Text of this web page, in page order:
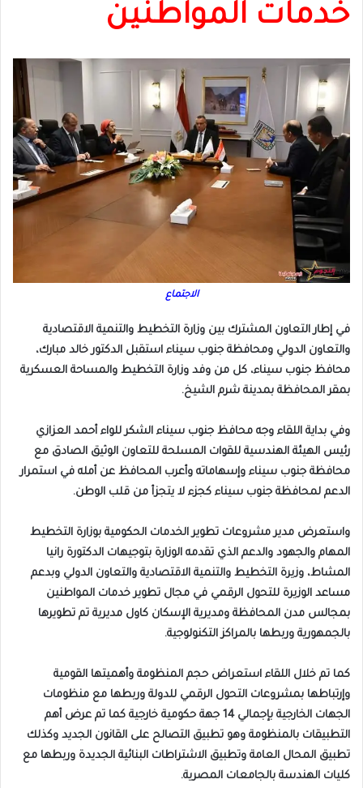
خدمات المواطنين
الاجتماع
‏في إطار التعاون المشترك بين وزارة التخطيط والتنمية الاقتصادية
والتعاون الدولي ومحافظة جنوب سيناء استقبل الدكتور خالد مبارك،
محافظ جنوب سيناء، كل من وفد وزارة التخطيط والمساحة العسكرية
بمقر المحافظة بمدينة شرم الشيخ.
وفي بداية اللقاء وجه محافظ جنوب سيناء الشكر للواء أحمد العزازي
رئيس الهيئة الهندسية للقوات المسلحة للتعاون الوثيق الصادق مع
محافظة جنوب سيناء وإسهاماته وأعرب المحافظ عن أمله في استمرار
الدعم لمحافظة جنوب سيناء كجزء لا يتجزأ من قلب الوطن.
واستعرض مدير مشروعات تطوير الخدمات الحكومية بوزارة التخطيط
المهام والجهود والدعم الذي تقدمه الوزارة بتوجيهات الدكتورة رانيا
المشاط، وزيرة التخطيط والتنمية الاقتصادية والتعاون الدولي وبدعم
مساعد الوزيرة للتحول الرقمي في مجال تطوير خدمات المواطنين
بمجالس مدن المحافظة ومديرية الإسكان كاول مديرية تم تطويرها
بالجمهورية وربطها بالمراكز التكنولوجية.
كما تم خلال اللقاء استعراض حجم المنظومة وأهميتها القومية
وإرتباطها بمشروعات التحول الرقمي للدولة وربطها مع منظومات
الجهات الخارجية بإجمالي 14 جهة حكومية خارجية كما تم عرض أهم
التطبيقات بالمنظومة وهو تطبيق التصالح على القانون الجديد وكذلك
تطبيق المحال العامة وتطبيق الاشتراطات البنائية الجديدة وربطها مع
كليات الهندسة بالجامعات المصرية.